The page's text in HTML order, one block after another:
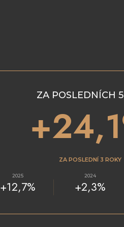
ZA POSLEDNÍCH
ZA POSLEDNÍ 3 ROKY
2025
+12,7%
2024
+2,3%